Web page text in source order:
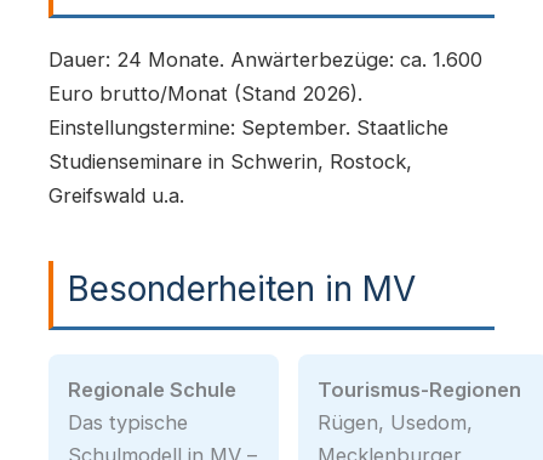
Dauer: 24 Monate. Anwärterbezüge: ca. 1.600
Euro brutto/Monat (Stand 2026).
Einstellungstermine: September. Staatliche
Studienseminare in Schwerin, Rostock,
Greifswald u.a.
Besonderheiten in MV
Regionale Schule
Das typische
Tourismus-Regionen
Rügen, Usedom,